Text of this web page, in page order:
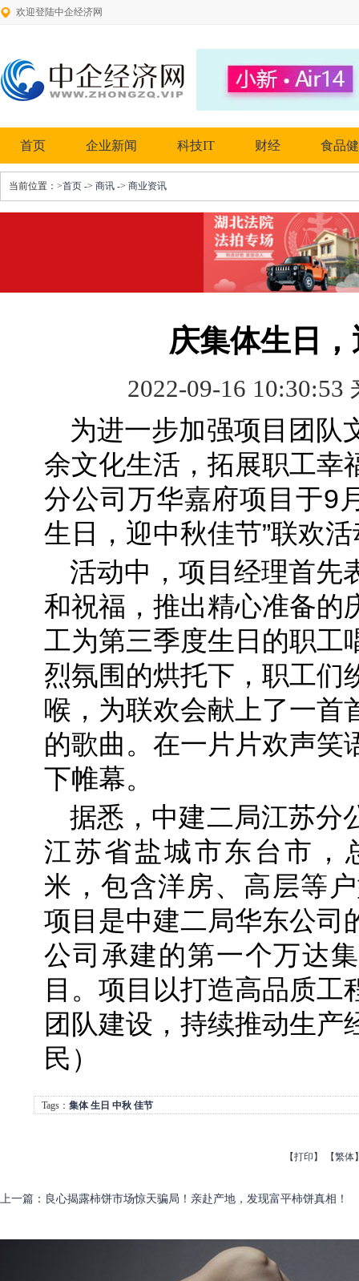
欢迎登陆中企经济网
首页 企业新闻 科技IT 财经 食品
当前位置： >首页 -> 商讯 -> 商业资讯
庆集体生日
2022-09-16 10:30:53
为进一步加强项目团队
余文化生活，拓展职工幸
分公司万华嘉府项目于9
生日，迎中秋佳节”联欢
活动中，项目经理首先
和祝福，推出精心准备的
工为第三季度生日的职工
烈氛围的烘托下，职工们
喉，为联欢会献上了一首
的歌曲。在一片片欢声笑
下帷幕。
据悉，中建二局江苏分
江苏省盐城市东台市，
米，包含洋房、高层等
项目是中建二局华东公司
公司承建的第一个万达
目。项目以打造高品质工
团队建设，持续推动生产
民）
Tags： 集体 生日 中秋 佳节
【打印 】 【繁体
上一篇 ： 良心揭露柿饼市场惊天骗局！亲赴产地，发现富平柿饼真相！